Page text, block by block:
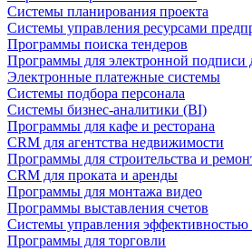
Системы планирования проекта
Системы управления ресурсами
Программы поиска тендеров
Программы для электронной подписи
Электронные платежные системы
Системы подбора персонала
Системы бизнес-аналитики (BI)
Программы для кафе и ресторана
CRM для агентства недвижимости
Программы для строительства и
CRM для проката и аренды
Программы для монтажа видео
Программы выставления счетов
Системы управления эффективностью
Программы для торговли